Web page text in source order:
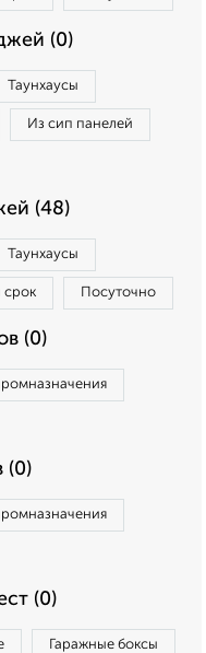
(0)
Таунхаусы
Из сип панелей
(48)
Таунхаусы
срок Посуточно
(0)
(0)
(0)
Гаражные боксы